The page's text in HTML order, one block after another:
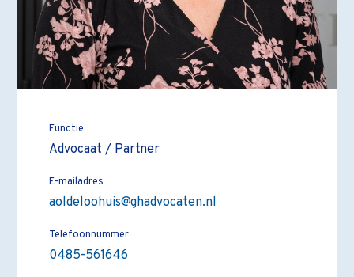
Functie
Advocaat / Partner
E-mailadres
aoldeloohuis@ghadvocaten.nl
Telefoonnummer
0485-561646